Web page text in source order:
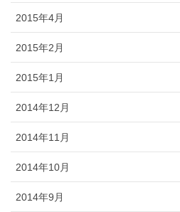
2015年4月
2015年2月
2015年1月
2014年12月
2014年11月
2014年10月
2014年9月